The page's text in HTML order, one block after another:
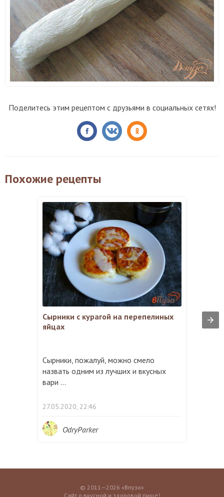
Поделитесь этим рецептом с друзьями в социальных сетях!
Похожие рецепты
Сырники с курагой на перепелиных
яйцах
Сырники, пожалуй, можно смело
назвать одним из лучших и вкусных
вари ...
27.05.2020, 22:46
OdryParker
© 2011—2026 «Впузо»
Сайт о вкусной и здоровой пище!